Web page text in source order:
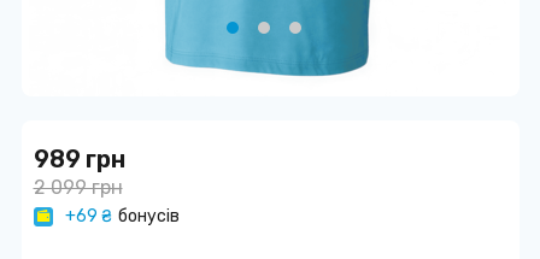
989 грн
2 099 грн
+69 ₴ бонусів